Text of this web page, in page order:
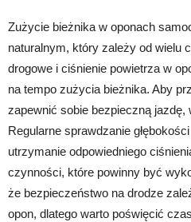
Zużycie bieżnika w oponach
naturalnym, który zależy od wielu
drogowe i ciśnienie powietrza w
na tempo zużycia bieżnika. Aby
zapewnić sobie bezpieczną jazdę,
Regularne sprawdzanie
utrzymanie odpowiedniego
czynności, które powinny być
że bezpieczeństwo na drodze
opon, dlatego warto poświęcić